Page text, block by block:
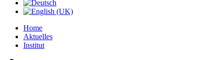
Home
Aktuelles
Institut